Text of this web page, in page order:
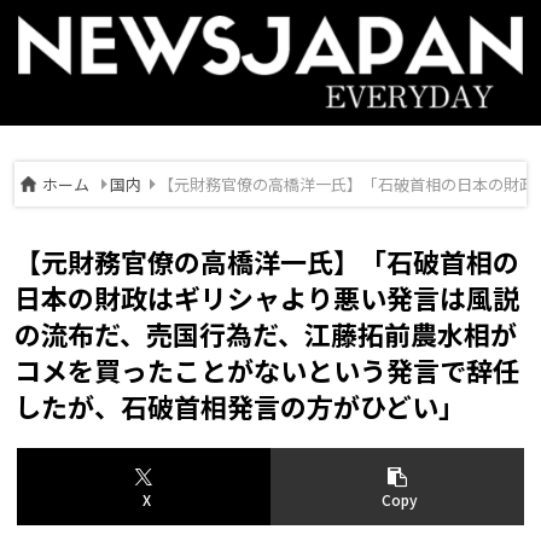
ホーム 国内 【元財務官僚の高橋洋一氏】「石破首相の日本の財
【元財務官僚の高橋洋一氏】「石破首相の
日本の財政はギリシャより悪い発言は風説
の流布だ、売国行為だ、江藤拓前農水相が
コメを買ったことがないという発言で辞任
したが、石破首相発言の方がひどい」
X Copy